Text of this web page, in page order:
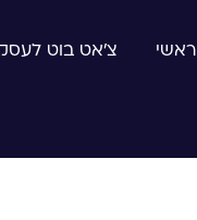
ראשי צ׳אט בוט